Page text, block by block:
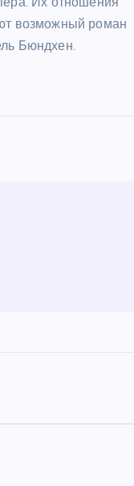
возможный роман
Бюндхен.